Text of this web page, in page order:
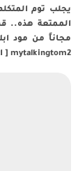
يجلب توم
mytalkingtom2 [ اخر اصدار 2025] – متجر مود ابك داون بلاي